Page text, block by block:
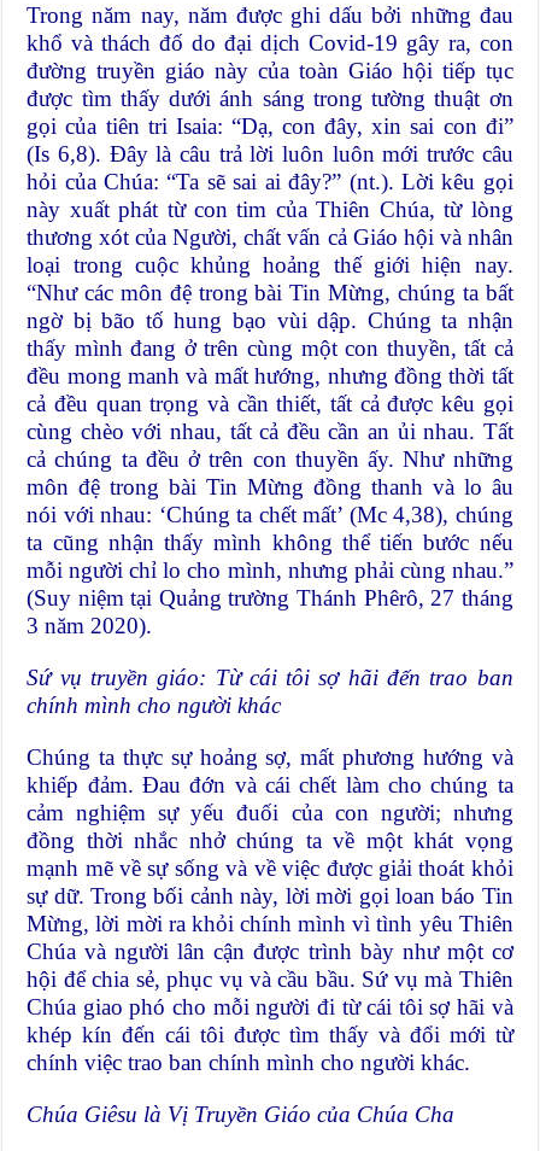
Trong năm nay, năm được ghi dấu bởi những đau
khổ và thách đố do đại dịch Covid-19 gây ra, con
đường truyền giáo này của toàn Giáo hội tiếp tục
được tìm thấy dưới ánh sáng trong tường thuật ơn
gọi của tiên tri Isaia: “Dạ, con đây, xin sai con đi”
(Is 6,8). Đây là câu trả lời luôn luôn mới trước câu
hỏi của Chúa: “Ta sẽ sai ai đây?” (nt.). Lời kêu gọi
này xuất phát từ con tim của Thiên Chúa, từ lòng
thương xót của Người, chất vấn cả Giáo hội và nhân
loại trong cuộc khủng hoảng thế giới hiện nay.
“Như các môn đệ trong bài Tin Mừng, chúng ta bất
ngờ bị bão tố hung bạo vùi dập. Chúng ta nhận
thấy mình đang ở trên cùng một con thuyền, tất cả
đều mong manh và mất hướng, nhưng đồng thời tất
cả đều quan trọng và cần thiết, tất cả được kêu gọi
cùng chèo với nhau, tất cả đều cần an ủi nhau. Tất
cả chúng ta đều ở trên con thuyền ấy. Như những
môn đệ trong bài Tin Mừng đồng thanh và lo âu
nói với nhau: ‘Chúng ta chết mất’ (Mc 4,38), chúng
ta cũng nhận thấy mình không thể tiến bước nếu
mỗi người chỉ lo cho mình, nhưng phải cùng nhau.”
(Suy niệm tại Quảng trường Thánh Phêrô, 27 tháng
3 năm 2020).
Sứ vụ truyền giáo: Từ cái tôi sợ hãi đến trao ban
chính mình cho người khác
Chúng ta thực sự hoảng sợ, mất phương hướng và
khiếp đảm. Đau đớn và cái chết làm cho chúng ta
cảm nghiệm sự yếu đuối của con người; nhưng
đồng thời nhắc nhở chúng ta về một khát vọng
mạnh mẽ về sự sống và về việc được giải thoát khỏi
sự dữ. Trong bối cảnh này, lời mời gọi loan báo Tin
Mừng, lời mời ra khỏi chính mình vì tình yêu Thiên
Chúa và người lân cận được trình bày như một cơ
hội để chia sẻ, phục vụ và cầu bầu. Sứ vụ mà Thiên
Chúa giao phó cho mỗi người đi từ cái tôi sợ hãi và
khép kín đến cái tôi được tìm thấy và đổi mới từ
chính việc trao ban chính mình cho người khác.
Chúa Giêsu là Vị Truyền Giáo của Chúa Cha